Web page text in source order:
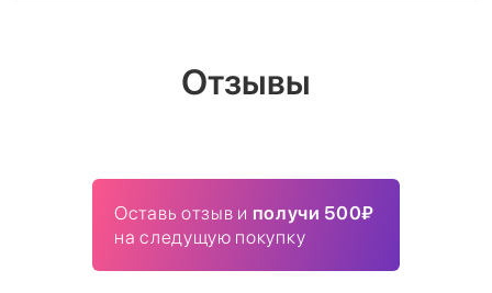
Отзывы
Оставь отзыв и получи 500₽
на следущую покупку